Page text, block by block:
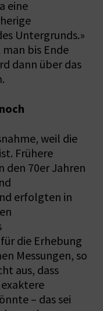
eine
Untergrunds.»
bis Ende
dann über das
weil die
Frühere
den 70er Jahren
erfolgten in
die Erhebung
Messungen, so
aus, dass
– das sei